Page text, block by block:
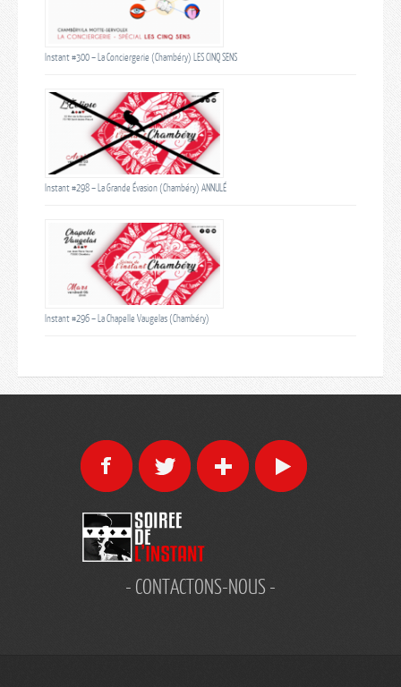
Instant #300 – La Conciergerie (Chambéry) LES CINQ SENS
Instant #298 – La Grande Évasion (Chambéry) ANNULÉ
Instant #296 – La Chapelle Vaugelas (Chambéry)
- CONTACTONS-NOUS -